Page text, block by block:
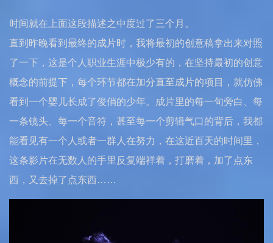
时间就在上面这段描述之中度过了三个月。
直到昨晚看到最终的成片时，我将最初的创意稿拿出来对照
了一下，这是个人职业生涯中极少有的，在坚持最初的创意
概念的前提下，每个环节都在加分直至成片的项目，就仿佛
看到一个婴儿长成了俊俏的少年。成片里的每一句旁白、每
一条镜头、每一个音符，甚至每一个剪辑气口的背后，我都
能看见有一个人或者一群人在努力，在这近百天的时间里，
这条影片在无数人的手里反复端祥着，打磨着，加了点东
西，又去掉了点东西……